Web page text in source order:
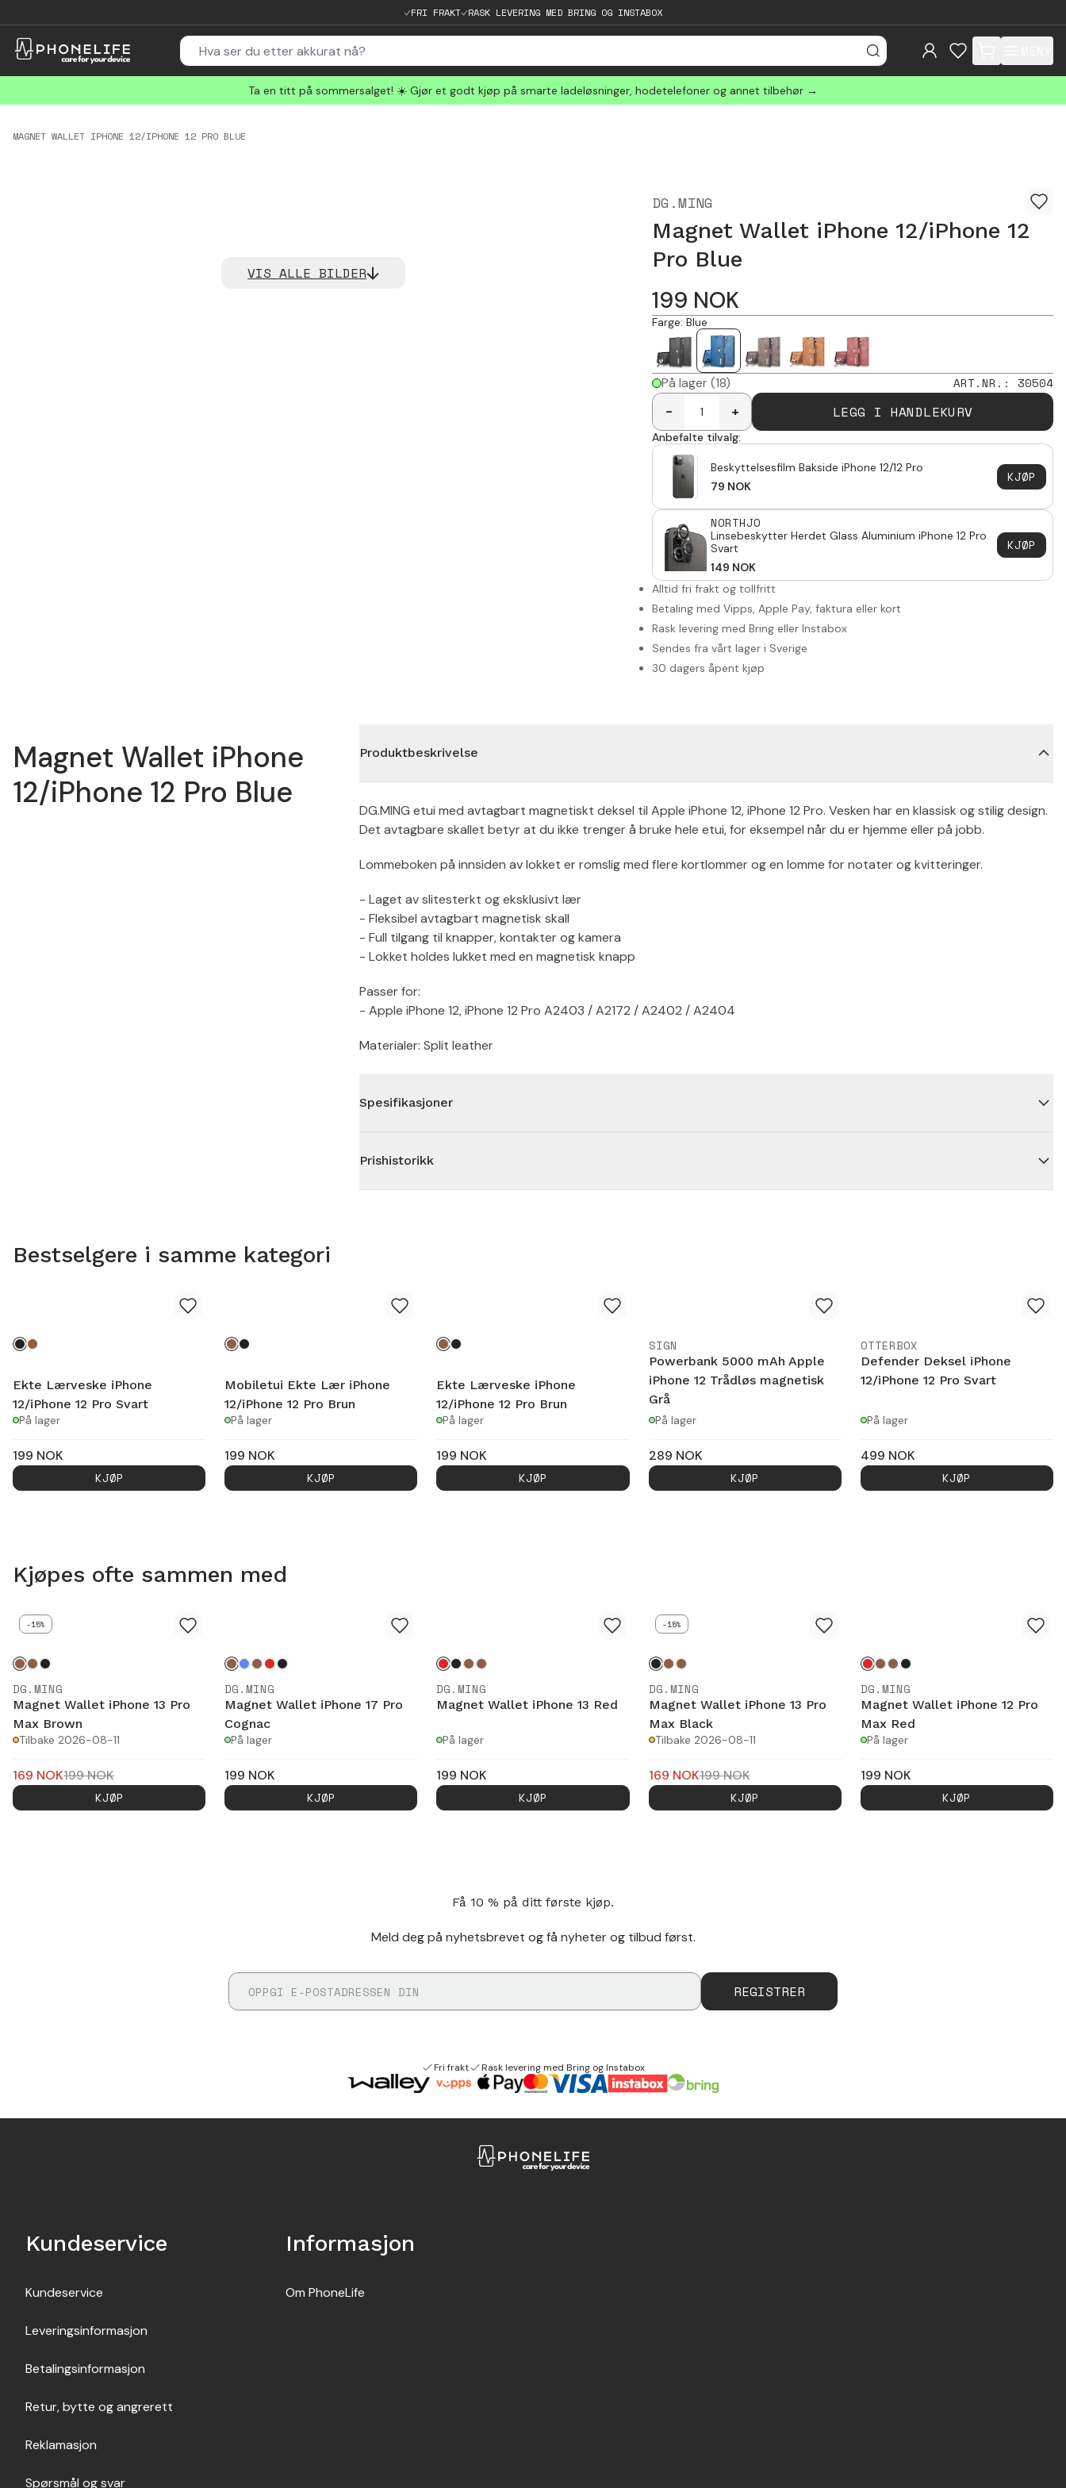
FRI FRAKT RASK LEVERING MED BRING OG INSTABOX
items in cart, view
Ta en titt på sommersalget! ☀️ Gjør et godt kjøp på smarte ladeløsninger, hodetelefoner og annet tilbehør →
MAGNET WALLET IPHONE 12/IPHONE 12 PRO BLUE
VIS ALLE BILDER
DG.MING
Magnet Wallet iPhone 12/iPhone 12
Pro Blue
199 NOK
Farge:Blue
På lager (18) ART.NR. : 30504
-
+ LEGG I HANDLEKURV
Anbefalte tilvalg:
Beskyttelsesfilm Bakside iPhone 12/12 Pro
79 NOK
KJØP
NORTHJO
Linsebeskytter Herdet Glass Aluminium iPhone 12 Pro
Svart
149 NOK
KJØP
Alltid fri frakt og tollfritt
Betaling med Vipps, Apple Pay, faktura eller kort
Rask levering med Bring eller Instabox
Sendes fra vårt lager i Sverige
30 dagers åpent kjøp
Magnet Wallet iPhone
12/iPhone 12 Pro Blue
Produktbeskrivelse
DG.MING etui med avtagbart magnetiskt deksel til Apple iPhone 12, iPhone 12 Pro. Vesken har en klassisk og stilig design.
Det avtagbare skallet betyr at du ikke trenger å bruke hele etui, for eksempel når du er hjemme eller på jobb.
Lommeboken på innsiden av lokket er romslig med flere kortlommer og en lomme for notater og kvitteringer.
- Laget av slitesterkt og eksklusivt lær
- Fleksibel avtagbart magnetisk skall
- Full tilgang til knapper, kontakter og kamera
- Lokket holdes lukket med en magnetisk knapp
Passer for:
- Apple iPhone 12, iPhone 12 Pro A2403 / A2172 / A2402 / A2404
Materialer: Split leather
Spesifikasjoner
Prishistorikk
Bestselgere i samme kategori
Ekte Lærveske iPhone
12/iPhone 12 Pro Svart
På lager
199 NOK
KJØP
Mobiletui Ekte Lær iPhone
12/iPhone 12 Pro Brun
På lager
199 NOK
KJØP
Ekte Lærveske iPhone
12/iPhone 12 Pro Brun
På lager
199 NOK
KJØP
SIGN
Powerbank 5000 mAh Apple
iPhone 12 Trådløs magnetisk
Grå
På lager
289 NOK
KJØP
OTTERBOX
Defender Deksel iPhone
12/iPhone 12 Pro Svart
På lager
499 NOK
KJØP
Kjøpes ofte sammen med
-15%
DG.MING
Magnet Wallet iPhone 13 Pro
Max Brown
Tilbake 2026-08-11
169 NOK199NOK
KJØP
DG.MING
Magnet Wallet iPhone 17 Pro
Cognac
På lager
199 NOK
KJØP
DG.MING
Magnet Wallet iPhone 13 Red
På lager
199 NOK
KJØP
-15%
DG.MING
Magnet Wallet iPhone 13 Pro
Max Black
Tilbake 2026-08-11
169 NOK199NOK
KJØP
DG.MING
Magnet Wallet iPhone 12 Pro
Max Red
På lager
199 NOK
KJØP
Få 10 % på ditt første kjøp.
Meld deg på nyhetsbrevet og få nyheter og tilbud først.
REGISTRER
Fri frakt Rask levering med Bring og Instabox
Kundeservice
Kundeservice
Leveringsinformasjon
Betalingsinformasjon
Retur, bytte og angrerett
Reklamasjon
Spørsmål og svar
Informasjon
Om PhoneLife